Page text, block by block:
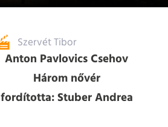
Szervét Tibor
Anton Pavlovics Csehov
Három nővér
fordította: Stuber Andrea